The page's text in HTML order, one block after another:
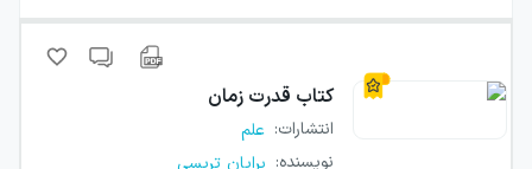
کتاب قدرت زمان
انتشارات: علم
نویسنده: برایان تریسی